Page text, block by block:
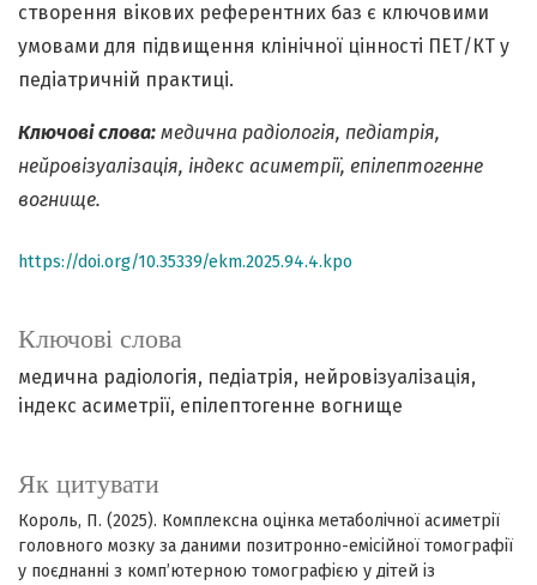
Ключові слова
медична радіологія педіатрія
нейровізуалізація
індекс асиметрії епілептогенне вогнище
Як цитувати
Король, П. (2025). Комплексна оцінка метаболічної асиметрії
головного мозку за даними позитронно-емісійної томографії
у поєднанні з комп’ютерною томографією у дітей із
створення вікових референтних баз є ключовими
умовами для підвищення клінічної цінності ПЕТ/КТ у
педіатричній практиці.
Ключові слова: медична радіологія, педіатрія,
нейровізуалізація, індекс асиметрії, епілептогенне
вогнище.
https://doi.org/10.35339/ekm.2025.94.4.kpo